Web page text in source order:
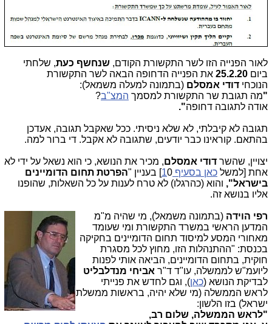
לאור הפנייה הזו לשר התקשורת הקודם, שנחשף כעת, שלחתי
ביום 25.2.20 את הפנייה הדחופה הבאה לשר התקשורת
הנוכחי דודי אמסלם (בתמונה למעלה משמאל):
"מה תגובת שר התקשורת למסמך המצ"ב?
אודה לתגובה דחופה".
תגובה לא קיבלתי, לא שלא ניסיתי. ככל שאקבל תגובה, אעדכן
בהתאם. קוראינו כבר יודעים, שתגובה לא אקבל. די ברור למה.
יצויין, שהשר דודי אמסלם, מכיר את הנושא, כי הוא נשאל על ידי לא
אחת [למשל כאן בסעיף 1 0] בעניין "
הפרטת תחום הדומיינים
בישראל", והוא (כהרגלו) לא טרח לענות על כל השאלות, שהופנו
אליו בנושא זה.
רפי הוידה (בתמונה משמאל), מי שהיה מ"מ
המדען הראשי במשרד התקשורת ומי שעומד
מאחורי המסע למיסוד תחום הדומיינים בחקיקה
בכנסת: "ההתנהלות הזו, מחוץ לכל מסגרת
חוקית, בתחום הדומיינים, הביאה אותי לפנות
ליועמ"ש לממשלה, עו"ד ד"ר אביחי מנדלבליט
לבדיקת הנושא (כאן), וגם לחדש את פנייתי
לראש הממשלה (מי שלא יהיה, בראשות ממשלת
ישראל) בזו הלשון:
"לראש הממשלה, שלום רב,